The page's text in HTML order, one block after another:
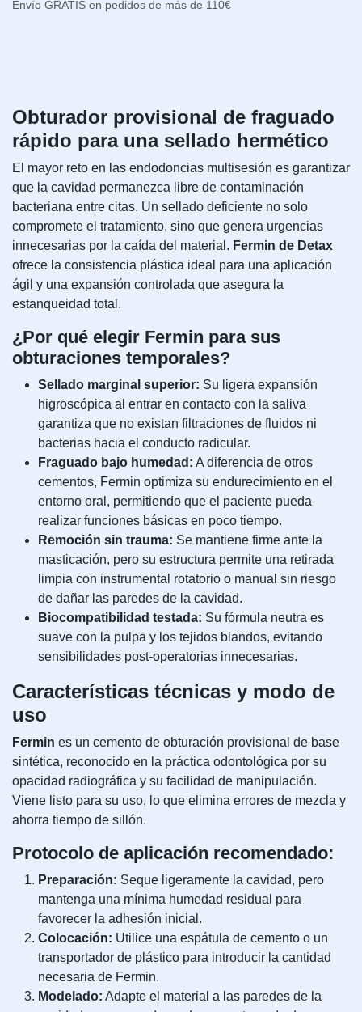
Envío GRATIS en pedidos de más de 110€
Obturador provisional de fraguado
rápido para una sellado hermético
El mayor reto en las endodoncias multisesión es garantizar
que la cavidad permanezca libre de contaminación
bacteriana entre citas. Un sellado deficiente no solo
compromete el tratamiento, sino que genera urgencias
innecesarias por la caída del material. Fermin de Detax
ofrece la consistencia plástica ideal para una aplicación
ágil y una expansión controlada que asegura la
estanqueidad total.
¿Por qué elegir Fermin para sus
obturaciones temporales?
Sellado marginal superior: Su ligera expansión
higroscópica al entrar en contacto con la saliva
garantiza que no existan filtraciones de fluidos ni
bacterias hacia el conducto radicular.
Fraguado bajo humedad: A diferencia de otros
cementos, Fermin optimiza su endurecimiento en el
entorno oral, permitiendo que el paciente pueda
realizar funciones básicas en poco tiempo.
Remoción sin trauma: Se mantiene firme ante la
masticación, pero su estructura permite una retirada
limpia con instrumental rotatorio o manual sin riesgo
de dañar las paredes de la cavidad.
Biocompatibilidad testada: Su fórmula neutra es
suave con la pulpa y los tejidos blandos, evitando
sensibilidades post-operatorias innecesarias.
Características técnicas y modo de
uso
Fermin es un cemento de obturación provisional de base
sintética, reconocido en la práctica odontológica por su
opacidad radiográfica y su facilidad de manipulación.
Viene listo para su uso, lo que elimina errores de mezcla y
ahorra tiempo de sillón.
Protocolo de aplicación recomendado:
Preparación: Seque ligeramente la cavidad, pero
mantenga una mínima humedad residual para
favorecer la adhesión inicial.
Colocación: Utilice una espátula de cemento o un
transportador de plástico para introducir la cantidad
necesaria de Fermin.
Modelado: Adapte el material a las paredes de la